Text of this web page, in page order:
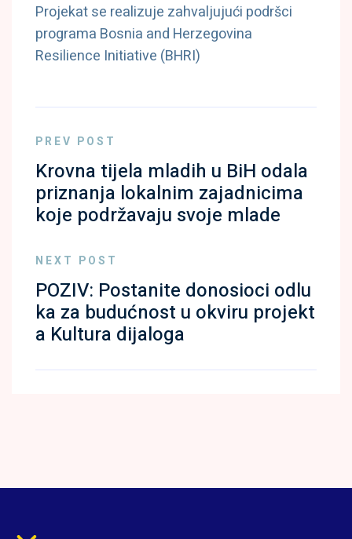
Projekat se realizuje zahvaljujući podršci
programa Bosnia and Herzegovina
Resilience Initiative (BHRI)
PREV POST
Krovna tijela mladih u BiH odala
priznanja lokalnim zajadnicima
koje podržavaju svoje mlade
NEXT POST
POZIV: Postanite donosioci odlu
ka za budućnost u okviru projekt
a Kultura dijaloga